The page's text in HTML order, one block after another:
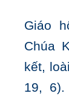
Giáo
Chúa
kết,
19,